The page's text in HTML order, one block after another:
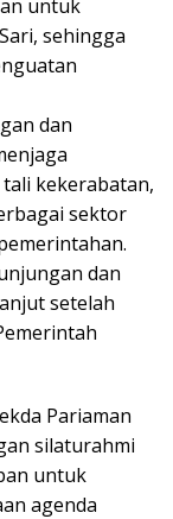
untuk
sehingga
dan
kekerabatan,
sektor
dan
setelah
Pariaman
silaturahmi
untuk
agenda